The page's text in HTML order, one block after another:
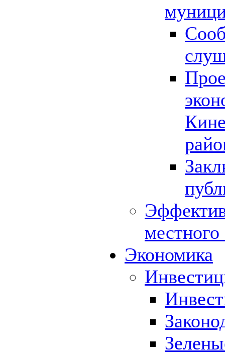
Экономика